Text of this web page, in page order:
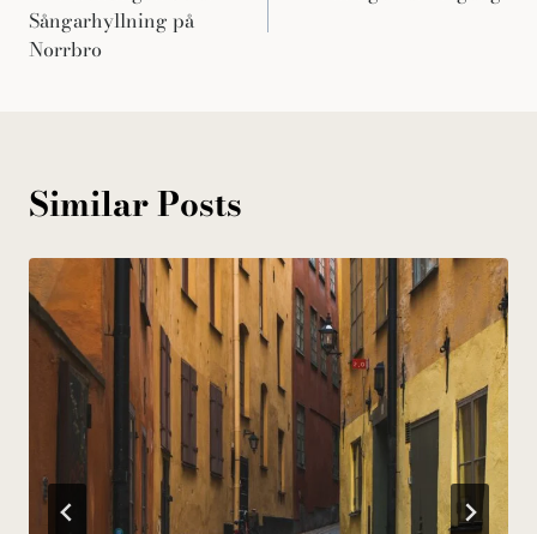
Sångarhyllning på
Norrbro
Similar Posts